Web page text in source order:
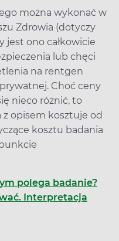
można wykonać w
Zdrowia (dotyczy
jest ono całkowicie
lub chęci
na rentgen
Choć ceny
nieco różnić, to
z opisem kosztuje od
kosztu badania
polega badanie?
Interpretacja